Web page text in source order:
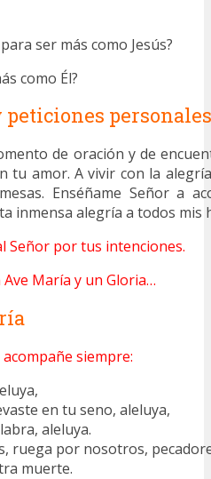
ser más como Jesús?
como Él?
peticiones personales
de oración y de
tu amor. A vivir con la
Enséñame Señor a
inmensa alegría a todos mis
Señor por tus intenciones.
María y un Gloria…
siempre:
en tu seno, aleluya,
aleluya.
ruega por nosotros,
muerte.